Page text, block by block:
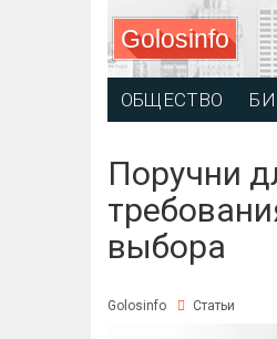
Golosinfo
ОБЩЕСТВО
Поручни
выбора
Golosinfo Статьи